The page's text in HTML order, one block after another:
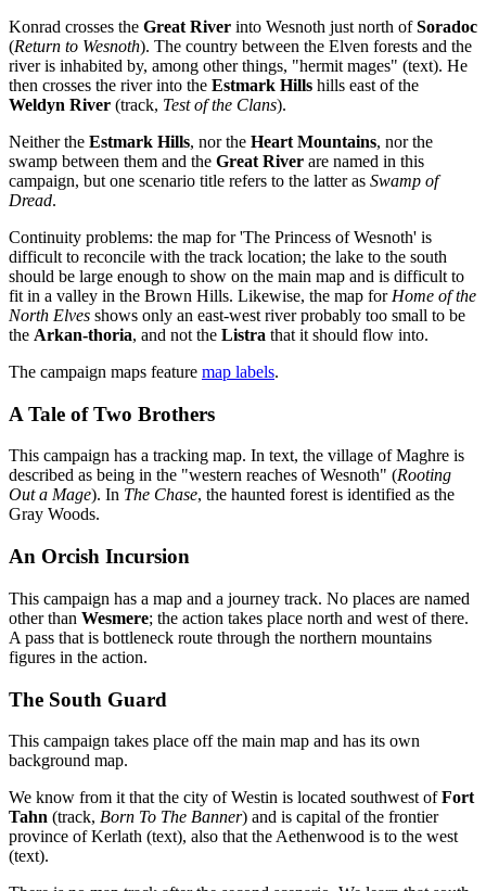
Konrad crosses the Great River into Wesnoth just north ofSoradoc
(Return to Wesnoth). The country between the Elven forests and the
river is inhabited by, among other things, "hermit mages" (text). He
then crosses the river into the Estmark Hills hills east of the
Weldyn River (track, Test of the Clans).
Neither the Estmark Hills, nor the Heart Mountains, nor the
swamp between them and the Great River are named in this
campaign, but one scenario title refers to the latter as Swamp of
Dread.
Continuity problems: the map for 'The Princess of Wesnoth' is
difficult to reconcile with the track location; the lake to the south
should be large enough to show on the main map and is difficult to
fit in a valley in the Brown Hills. Likewise, the map for Home of the
North Elves shows only an east-west river probably too small to be
the Arkan-thoria, and not the Listra that it should flow into.
The campaign maps feature map labels.
A Tale of Two Brothers
This campaign has a tracking map. In text, the village of Maghre is
described as being in the "western reaches of Wesnoth" (Rooting
Out a Mage). In The Chase, the haunted forest is identified as the
Gray Woods.
An Orcish Incursion
This campaign has a map and a journey track. No places are named
other than Wesmere; the action takes place north and west of there.
A pass that is bottleneck route through the northern mountains
figures in the action.
The South Guard
This campaign takes place off the main map and has its own
background map.
We know from it that the city of Westin is located southwest ofFort
Tahn (track, Born To The Banner) and is capital of the frontier
province of Kerlath (text), also that the Aethenwood is to the west
(text).